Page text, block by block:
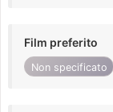
Film preferito
Non specificato